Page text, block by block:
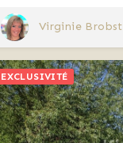
Virginie Brobst
EXCLUSIVITÉ